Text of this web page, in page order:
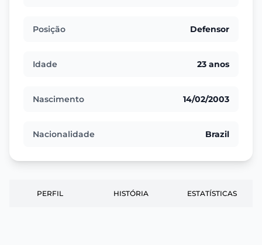
Posição Defensor
Idade 23 anos
Nascimento 14/02/2003
Nacionalidade Brazil
PERFIL HISTÓRIA ESTATÍSTICAS